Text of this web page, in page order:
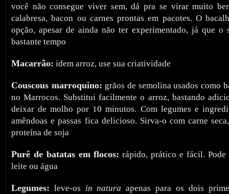
você não consegue viver sem, dá pra se virar muito
calabresa, bacon ou carnes prontas em pacotes. O
opção, apesar de ainda não ter experimentado, já que o
bastante tempo
Macarrão: idem arroz, use sua criatividade
Couscous marroquino: grãos de semolina usados como
no Marrocos. Substitui facilmente o arroz, bastando
deixar de molho por 10 minutos. Com legumes e
amêndoas e passas fica delicioso. Sirva-o com carne
proteína de soja
Purê de batatas em flocos: rápido, prático e fácil. Pode
leite ou água
Legumes: leve-os in natura apenas para os dois